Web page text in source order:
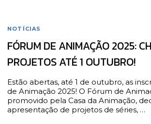
NOTÍCIAS
FÓRUM DE ANIMAÇÃO 2025:
PROJETOS ATÉ 1 OUTUBRO!
Estão abertas, até 1 de outubro, as
de Animação 2025! O Fórum de
promovido pela Casa da Animação,
apresentação de projetos de séries, …